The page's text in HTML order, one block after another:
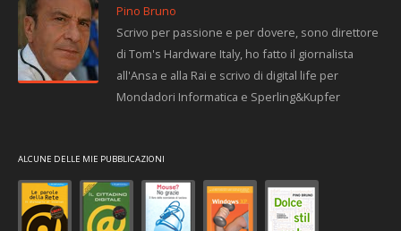
Pino Bruno
Scrivo per passione e per dovere, sono direttore
di Tom's Hardware Italy, ho fatto il giornalista
all'Ansa e alla Rai e scrivo di digital life per
Mondadori Informatica e Sperling&Kupfer
ALCUNE DELLE MIE PUBBLICAZIONI